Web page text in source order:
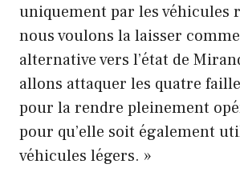
uniquement par les véhicules
nous voulons la laisser
alternative vers l’état de
allons attaquer les quatre
pour la rendre pleinement
pour qu’elle soit également
véhicules légers. »